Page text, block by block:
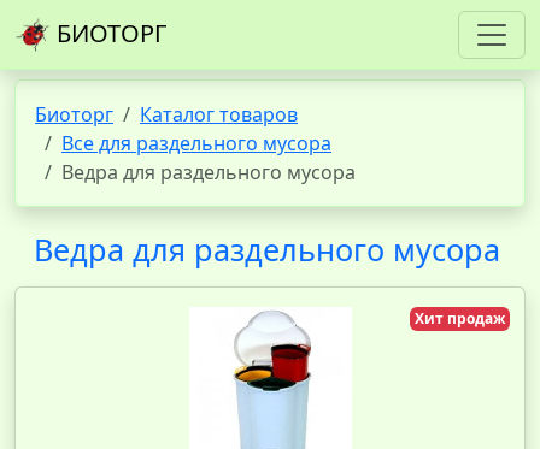
БИОТОРГ
Биоторг
Каталог товаров
Все для раздельного мусора
Ведра для раздельного мусора
Ведра для раздельного мусора
Хит продаж